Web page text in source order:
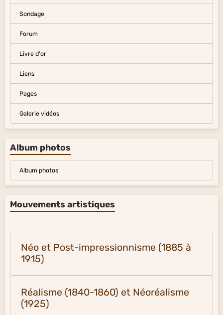
Sondage
Forum
Livre d'or
Liens
Pages
Galerie vidéos
Album photos
Album photos
Mouvements artistiques
Néo et Post-impressionnisme (1885 à
1915)
Réalisme (1840-1860) et Néoréalisme
(1925)